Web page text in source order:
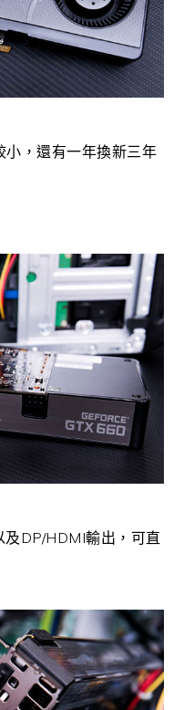
小，還有一年換新三年
DP/HDMI輸出，可直